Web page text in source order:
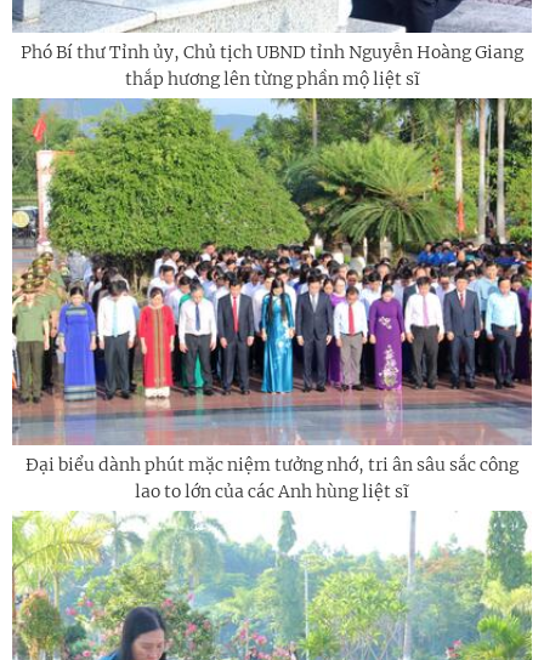
Phó Bí thư Tỉnh ủy, Chủ tịch UBND tỉnh Nguyễn Hoàng Giang
thắp hương lên từng phần mộ liệt sĩ
Đại biểu dành phút mặc niệm tưởng nhớ, tri ân sâu sắc công
lao to lớn của các Anh hùng liệt sĩ